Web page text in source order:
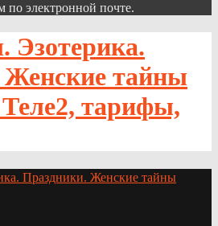
по электронной почте.
тарифы,